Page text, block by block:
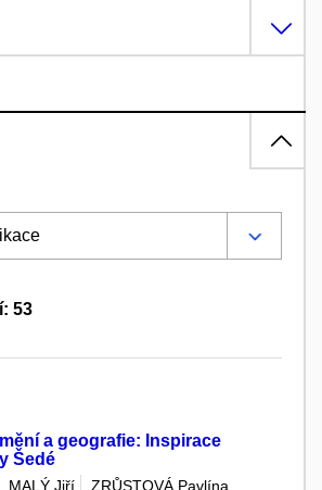
53
a geografie: Inspirace
Šedé
MALÝ Jiří
ZRŮSTOVÁ Pavlína